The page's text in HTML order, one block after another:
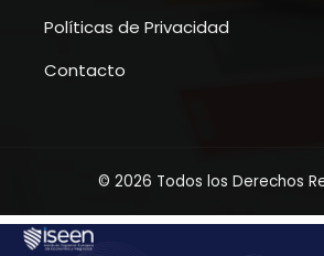
Políticas de Privacidad
Contacto
© 2026 Todos los Derechos